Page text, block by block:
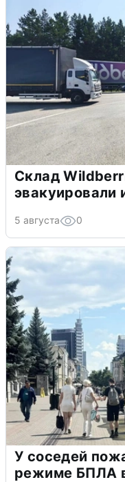
Склад
эвакуировали
5 августа 0
У соседей
режиме БПЛА